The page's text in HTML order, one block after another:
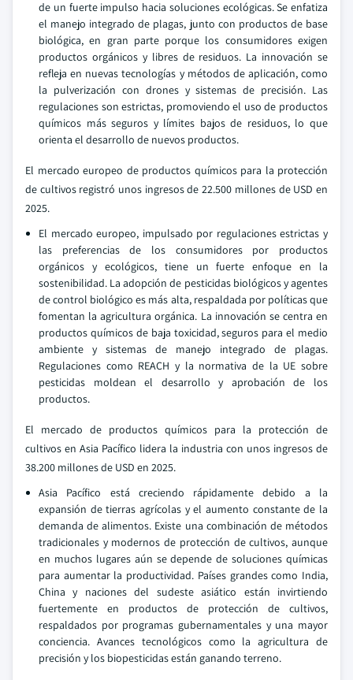
de un fuerte impulso hacia soluciones ecológicas. Se enfatiza
el manejo integrado de plagas, junto con productos de base
biológica, en gran parte porque los consumidores exigen
productos orgánicos y libres de residuos. La innovación se
refleja en nuevas tecnologías y métodos de aplicación, como
la pulverización con drones y sistemas de precisión. Las
regulaciones son estrictas, promoviendo el uso de productos
químicos más seguros y límites bajos de residuos, lo que
orienta el desarrollo de nuevos productos.
El mercado europeo de productos químicos para la protección
de cultivos registró unos ingresos de 22.500 millones de USD en
2025.
El mercado europeo, impulsado por regulaciones estrictas y
las preferencias de los consumidores por productos
orgánicos y ecológicos, tiene un fuerte enfoque en la
sostenibilidad. La adopción de pesticidas biológicos y agentes
de control biológico es más alta, respaldada por políticas que
fomentan la agricultura orgánica. La innovación se centra en
productos químicos de baja toxicidad, seguros para el medio
ambiente y sistemas de manejo integrado de plagas.
Regulaciones como REACH y la normativa de la UE sobre
pesticidas moldean el desarrollo y aprobación de los
productos.
El mercado de productos químicos para la protección de
cultivos en Asia Pacífico lidera la industria con unos ingresos de
38.200 millones de USD en 2025.
Asia Pacífico está creciendo rápidamente debido a la
expansión de tierras agrícolas y el aumento constante de la
demanda de alimentos. Existe una combinación de métodos
tradicionales y modernos de protección de cultivos, aunque
en muchos lugares aún se depende de soluciones químicas
para aumentar la productividad. Países grandes como India,
China y naciones del sudeste asiático están invirtiendo
fuertemente en productos de protección de cultivos,
respaldados por programas gubernamentales y una mayor
conciencia. Avances tecnológicos como la agricultura de
precisión y los biopesticidas están ganando terreno.